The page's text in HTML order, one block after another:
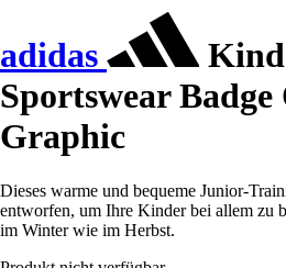
adidas
Sportswear
Graphic
Dieses warme und bequeme Junior-
entworfen, um Ihre Kinder bei allem zu
im Winter wie im Herbst.